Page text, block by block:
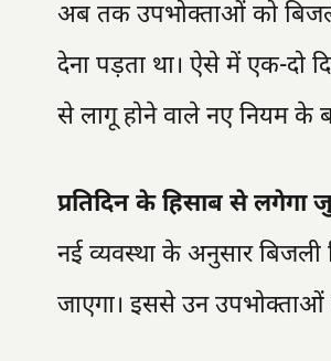
अब तक उपभोक्ताओं को बिजली
देना पड़ता था। ऐसे में एक-दो
से लागू होने वाले नए नियम के
प्रतिदिन के हिसाब से लगेगा
नई व्यवस्था के अनुसार बिजली
जाएगा। इससे उन उपभोक्ताओं